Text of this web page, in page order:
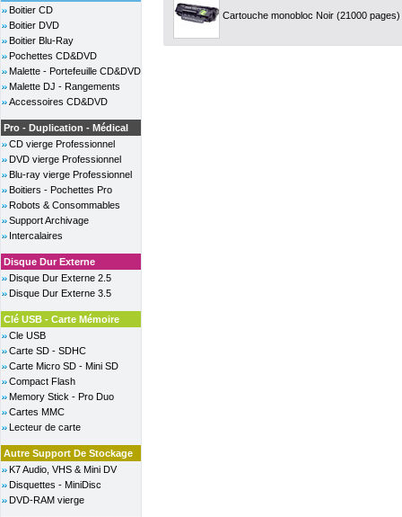
Boitier CD
Boitier DVD
Boitier Blu-Ray
Pochettes CD&DVD
Malette - Portefeuille CD&DVD
Malette DJ - Rangements
Accessoires CD&DVD
Pro - Duplication - Médical
CD vierge Professionnel
DVD vierge Professionnel
Blu-ray vierge Professionnel
Boitiers - Pochettes Pro
Robots & Consommables
Support Archivage
Intercalaires
Disque Dur Externe
Disque Dur Externe 2.5
Disque Dur Externe 3.5
Clé USB - Carte Mémoire
Cle USB
Carte SD - SDHC
Carte Micro SD - Mini SD
Compact Flash
Memory Stick - Pro Duo
Cartes MMC
Lecteur de carte
Autre Support De Stockage
K7 Audio, VHS & Mini DV
Disquettes - MiniDisc
DVD-RAM vierge
Cartouche monobloc Noir (21000